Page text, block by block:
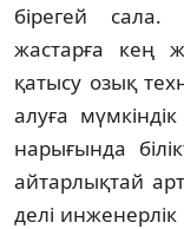
бірегей
жастарға кең
қатысу озық
алуға
нарығында
айтар­лық­тай
делі